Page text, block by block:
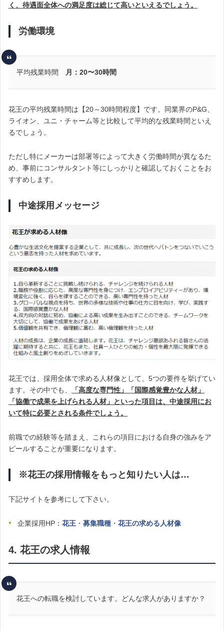
く、待遇面全体への満足度は総じて高いといえるでしょう。
労働環境
平均残業時間 月：20〜30時間
花王の平均残業時間は【20～30時間程度】です。同業界のP&G、
ライオン、ユニ・チャーム等と比較して平均的な残業時間といえ
るでしょう。
ただし特にメーカーは部署等によって大きく労働時間が異なるた
め、事前にコンサルタント等にしっかりと確認しておくことをお
すすめします。
中途採用メッセージ
花王では、採用全体で求める人材像として、5つの要件を挙げてい
ます。その中でも、
「高度な専門性」「国際感覚豊かな人材」
「協働で成果を上げられる人材」といった項目は、中途採用にお
いて特に必要とされる条件でしょう。
前職での経験等を踏まえ、これらの項目における自身の強みをア
ピールすることが重要になります。
※花王の採用情報をもっと知りたい人は…
下記サイトを参考にして下さい。
企業採用HP： 花王 ・ 募集職種 ・ 花王の求める人材像
4. 花王の求人情報
花王への転職を検討しています。どんな求人がありますか？